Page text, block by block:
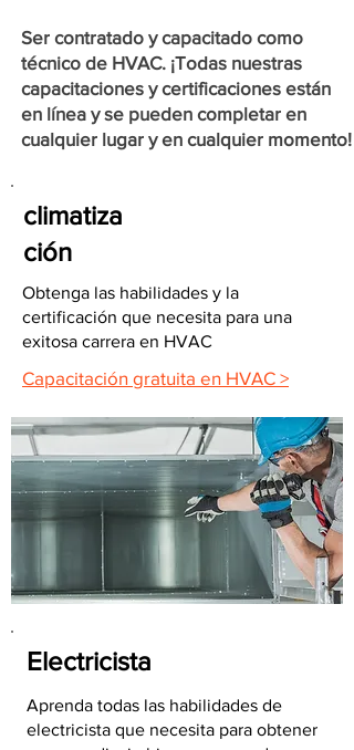
Ser contratado y capacitado como
técnico de HVAC. ¡Todas nuestras
capacitaciones y certificaciones están
en línea y se pueden completar en
cualquier lugar y en cualquier momento!
climatiza
ción
Obtenga las habilidades y la
certificación que necesita para una
exitosa carrera en HVAC
Capacitación gratuita en HVAC >
Electricista
Aprenda todas las habilidades de
electricista que necesita para obtener